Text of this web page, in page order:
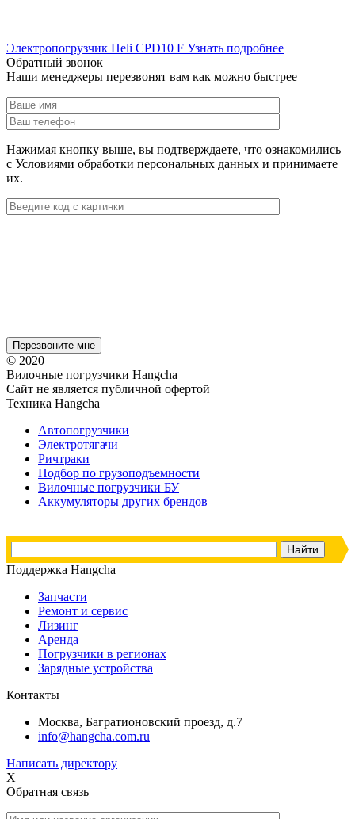
Электропогрузчик Heli CPD10 F Узнать подробнее
Обратный звонок
Наши менеджеры перезвонят вам как можно быстрее
Нажимая кнопку выше, вы подтверждаете, что ознакомились
с Условиями обработки персональных данных и принимаете
их.
© 2020
Вилочные погрузчики Hangcha
Сайт не является публичной офертой
Техника Hangcha
Автопогрузчики
Электротягачи
Ричтраки
Подбор по грузоподъемности
Вилочные погрузчики БУ
Аккумуляторы других брендов
Поддержка Hangcha
Запчасти
Ремонт и сервис
Лизинг
Аренда
Погрузчики в регионах
Зарядные устройства
Контакты
Москва, Багратионовский проезд, д.7
info@hangcha.com.ru
Написать директору
X
Обратная связь